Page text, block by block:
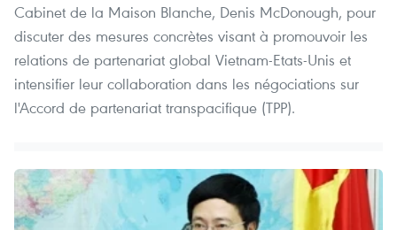
Cabinet de la Maison Blanche, Denis McDonough, pour
discuter des mesures concrètes visant à promouvoir les
relations de partenariat global Vietnam-Etats-Unis et
intensifier leur collaboration dans les négociations sur
l'Accord de partenariat transpacifique (TPP).